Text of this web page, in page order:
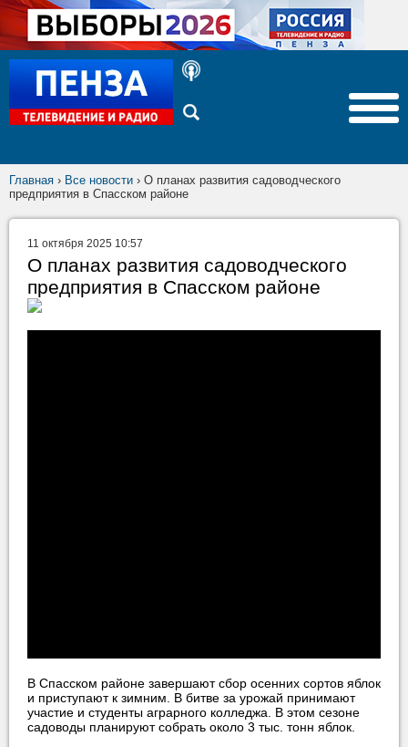
Главная › Все новости › О планах развития садоводческого
предприятия в Спасском районе
11 октября 2025 10:57
О планах развития садоводческого
предприятия в Спасском районе
В Спасском районе завершают сбор осенних сортов яблок
и приступают к зимним. В битве за урожай принимают
участие и студенты аграрного колледжа. В этом сезоне
садоводы планируют собрать около 3 тыс. тонн яблок.